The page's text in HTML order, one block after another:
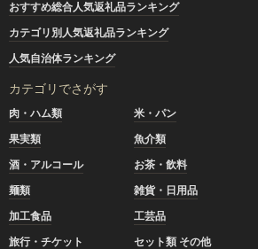
おすすめ総合人気返礼品ランキング
カテゴリ別人気返礼品ランキング
人気自治体ランキング
カテゴリでさがす
肉・ハム類 米・パン
果実類
魚介類
酒・アルコール
お茶・飲料
麺類
雑貨・日用品
加工食品
工芸品
旅行・チケット
セット類 その他